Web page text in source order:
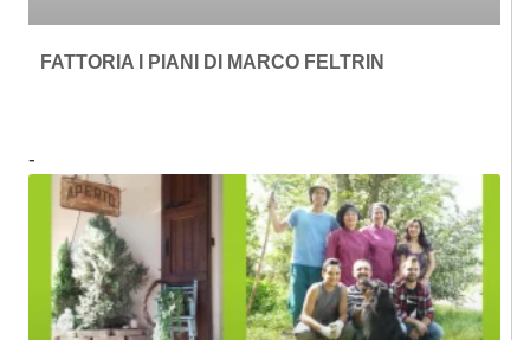
FATTORIA I PIANI DI MARCO FELTRIN